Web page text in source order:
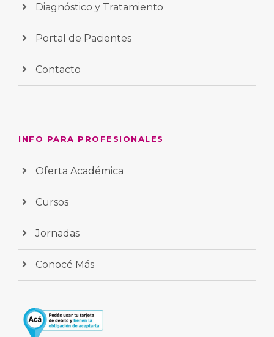
Diagnóstico y Tratamiento
Portal de Pacientes
Contacto
INFO PARA PROFESIONALES
Oferta Académica
Cursos
Jornadas
Conocé Más